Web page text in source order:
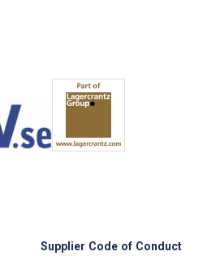
Supplier Code of Conduct